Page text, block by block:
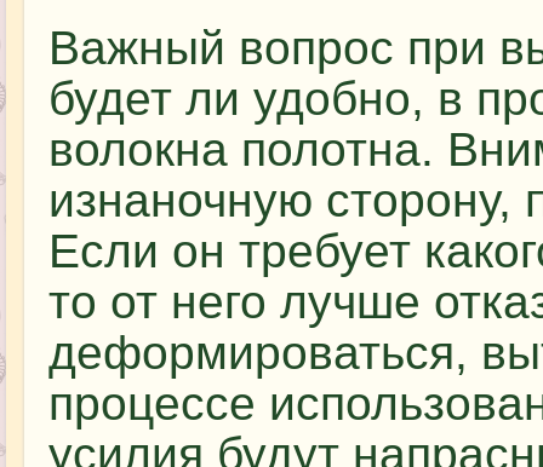
Важный вопрос при
будет ли удобно, в
волокна полотна.
изнаночную сторону,
Если он требует
то от него лучше
деформироваться,
процессе
усилия будут